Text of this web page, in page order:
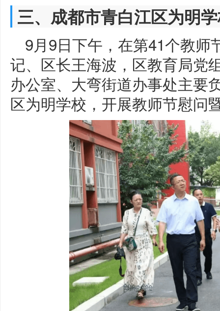
三、成都市青白江区为明
9月9日下午，在第41个教师
记、区长王海波，区教育局党
办公室、大弯街道办事处主要
区为明学校，开展教师节慰问